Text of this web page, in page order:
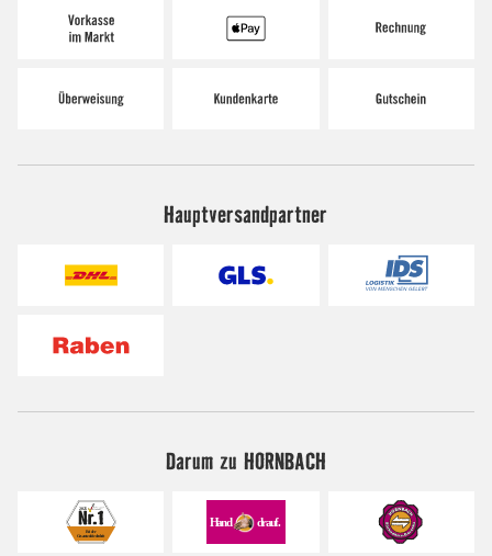
Hauptversandpartner
Darum zu HORNBACH